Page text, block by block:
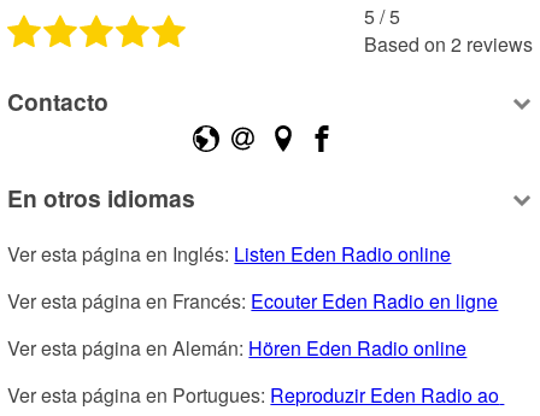
5 /5
Based on 2 reviews
Contacto
En otros idiomas
Ver esta página en Inglés: Listen Eden Radio online
Ver esta página en Francés: Ecouter Eden Radio en ligne
Ver esta página en Alemán: Hören Eden Radio online
Ver esta página en Portugues: Reproduzir Eden Radio ao